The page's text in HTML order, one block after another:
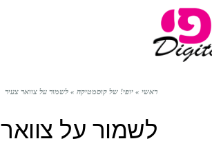
ראשי » יופי! של קוסמטיקה » לשמור על צוואר צעיר
לשמור על